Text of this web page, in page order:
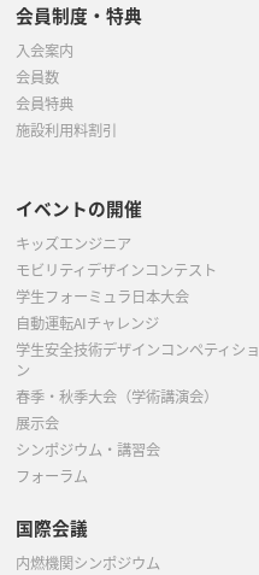
会員制度・特典
入会案内
会員数
会員特典
施設利用料割引
イベントの開催
キッズエンジニア
モビリティデザインコンテスト
学生フォーミュラ日本大会
自動運転AIチャレンジ
学生安全技術デザインコンペティショ
ン
春季・秋季大会（学術講演会）
展示会
シンポジウム・講習会
フォーラム
国際会議
内燃機関シンポジウム